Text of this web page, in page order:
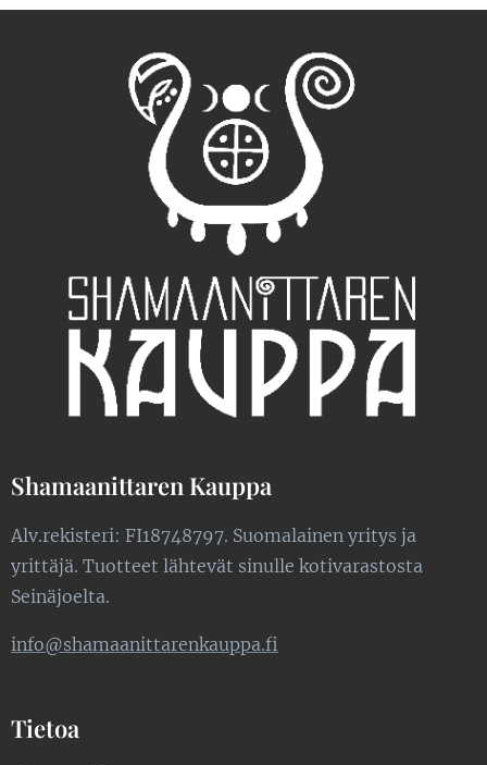
Shamaanittaren Kauppa
Alv.rekisteri: FI18748797. Suomalainen yritys ja
yrittäjä. Tuotteet lähtevät sinulle kotivarastosta
Seinäjoelta.
info@shamaanittarenkauppa.fi
Tietoa